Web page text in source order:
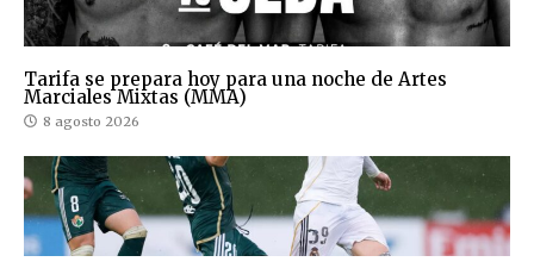
Tarifa se prepara hoy para una noche de Artes
Marciales Mixtas (MMA)
8 agosto 2026